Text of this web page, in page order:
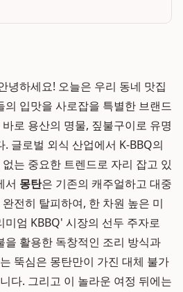
녕하세요! 오늘은 우리 동네 맛집
의 입맛을 사로잡을 특별한 브랜드
로 용산의 명물, 짚불구이로 유명
글로벌 외식 산업에서 K-BBQ의
는 중요한 트렌드로 자리 잡고 있
서 몽탄은 기존의 캐주얼하고 대중
전히 탈피하여, 한 차원 높은 미
엄 KBBQ' 시장의 선두 주자로
을 활용한 독창적인 조리 방식과
뚝심은 몽탄만이 가진 대체 불가
다. 그리고 이 놀라운 여정 뒤에는